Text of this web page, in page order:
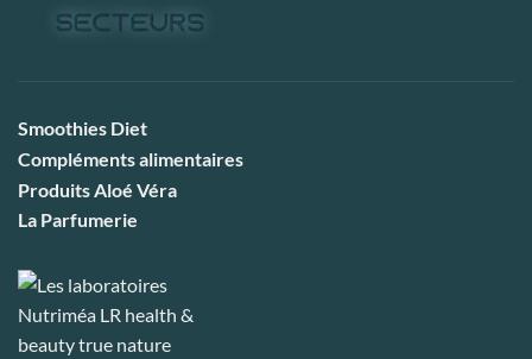
Smoothies Diet
Compléments alimentaires
Produits Aloé Véra
La Parfumerie